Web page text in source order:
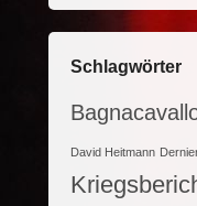
Schlagwörter
David Heitmann